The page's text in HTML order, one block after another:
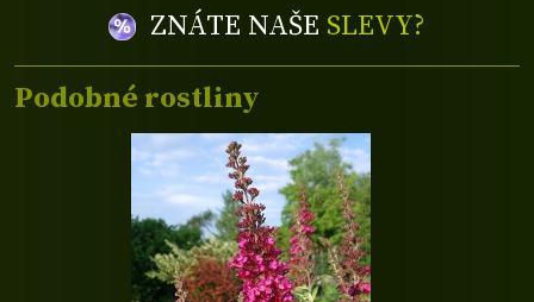
ZNÁTE NAŠE SLEVY?
Podobné rostliny